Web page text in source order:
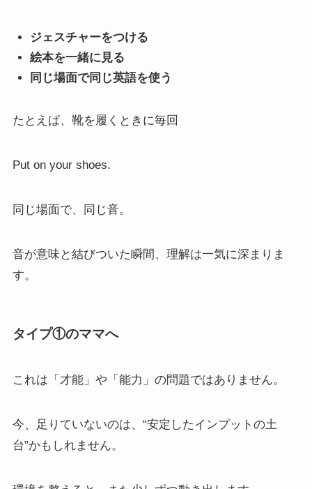
ジェスチャーをつける
絵本を一緒に見る
同じ場面で同じ英語を使う
たとえば、靴を履くときに毎回
Put on your shoes.
同じ場面で、同じ音。
音が意味と結びついた瞬間、理解は一気に深まりま
す。
タイプ①のママへ
これは「才能」や「能力」の問題ではありません。
今、足りていないのは、“安定したインプットの土
台”かもしれません。